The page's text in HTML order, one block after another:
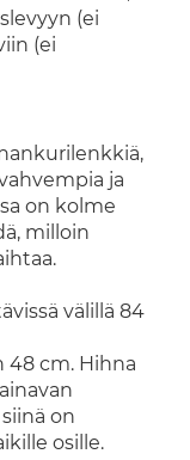
(ei
(ei
ja
on kolme
milloin
välillä 84
cm. Hihna
on
osille.